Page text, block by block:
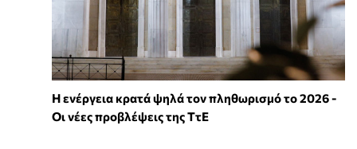
Η ενέργεια κρατά ψηλά τον πληθωρισμό το 2026 -
Οι νέες προβλέψεις της ΤτΕ